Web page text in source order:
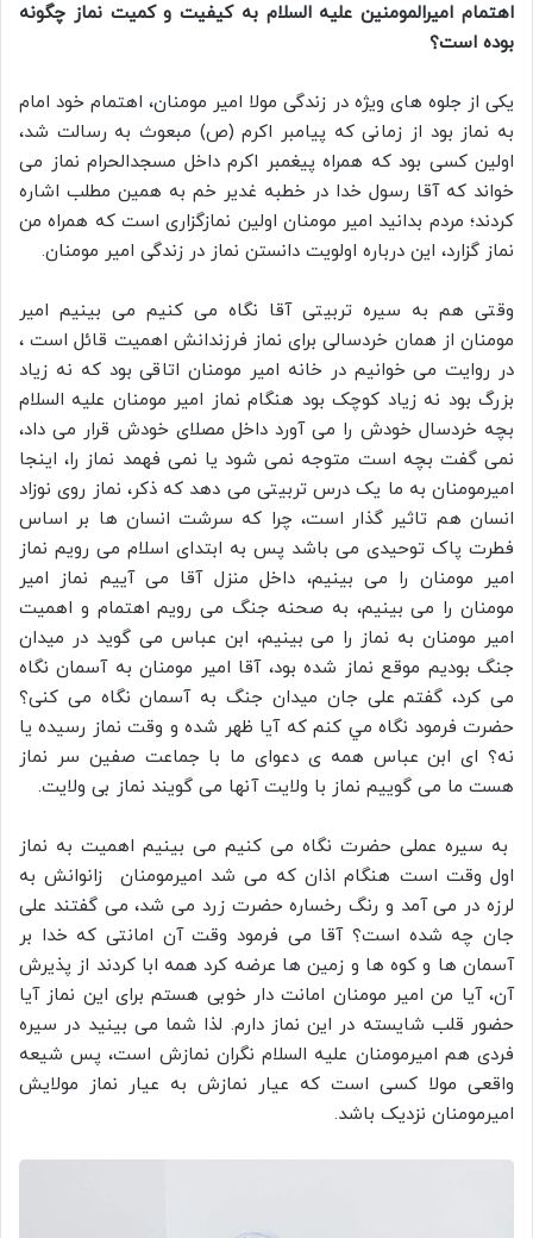
اهتمام امیرالمومنین علیه السلام به کیفیت و کمیت نماز چگونه
بوده است؟
یکی از جلوه های ویژه در زندگی مولا امیر مومنان، اهتمام خود امام
به نماز بود از زمانی که پیامبر اکرم (ص) مبعوث به رسالت شد،
اولین کسی بود که همراه پیغمبر اکرم داخل مسجدالحرام نماز می
خواند که آقا رسول خدا در خطبه غدیر خم به همین مطلب اشاره
کردند؛ مردم بدانید امیر مومنان اولین نمازگزاری است که همراه من
نماز گزارد، این درباره اولویت دانستن نماز در زندگی امیر مومنان.
وقتی هم به سیره تربیتی آقا نگاه می کنیم می بینیم امیر
مومنان از همان خردسالی برای نماز فرزندانش اهمیت قائل است ،
در روایت می خوانیم در خانه امیر مومنان اتاقی بود که نه زیاد
بزرگ بود نه زیاد کوچک بود هنگام نماز امیر مومنان علیه السلام
بچه خردسال خودش را می آورد داخل مصلای خودش قرار می داد،
نمی گفت بچه است متوجه نمی شود یا نمی فهمد نماز را، اینجا
امیرمومنان به ما یک درس تربیتی می دهد که ذکر، نماز روی نوزاد
انسان هم تاثیر گذار است، چرا که سرشت انسان ها بر اساس
فطرت پاک توحیدی می باشد پس به ابتدای اسلام می رویم نماز
امیر مومنان را می بینیم، داخل منزل آقا می آییم نماز امیر
مومنان را می بینیم، به صحنه جنگ می رویم اهتمام و اهمیت
امیر مومنان به نماز را می بینیم، ابن عباس می گوید در میدان
جنگ بودیم موقع نماز شده بود، آقا امیر مومنان به آسمان نگاه
می کرد، گفتم علی جان میدان جنگ به آسمان نگاه می کنی؟
حضرت فرمود نگاه مي کنم که آيا ظهر شده و وقت نماز رسيده يا
نه؟ ای ابن عباس همه ی دعوای ما با جماعت صفین سر نماز
هست ما می گوییم نماز با ولایت آنها می گویند نماز بی ولایت.
به سیره عملی حضرت نگاه می کنیم می بینیم اهمیت به نماز
اول وقت است هنگام اذان که می شد امیرمومنان زانوانش به
لرزه در می آمد و رنگ رخساره حضرت زرد می شد، می گفتند علی
جان چه شده است؟ آقا می فرمود وقت آن امانتی که خدا بر
آسمان ها و کوه ها و زمین ها عرضه کرد همه ابا کردند از پذیرش
آن، آیا من امیر مومنان امانت دار خوبی هستم برای این نماز آیا
حضور قلب شایسته در این نماز دارم. لذا شما می بینید در سیره
فردی هم امیرمومنان علیه السلام نگران نمازش است، پس شیعه
واقعی مولا کسی است که عیار نمازش به عیار نماز مولایش
امیرمومنان نزدیک باشد.